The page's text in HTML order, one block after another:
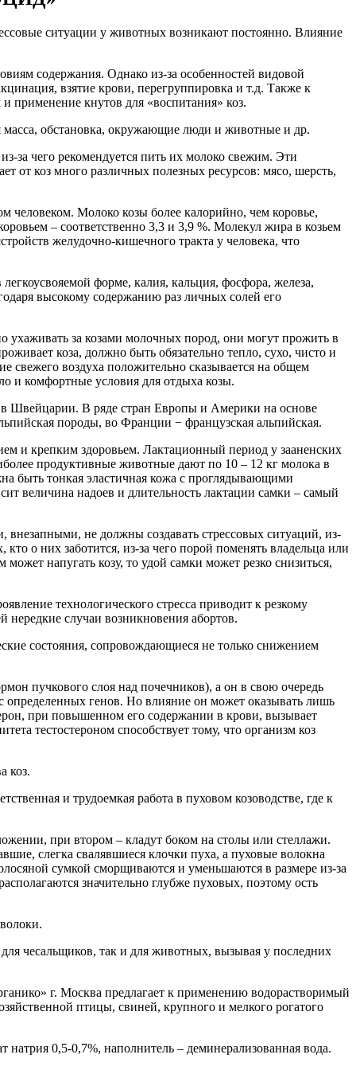
ситуации у животных возникают постоянно. Влияние
содержания. Однако из-за особенностей видовой
взятие крови, перегруппировка и т.д. Также к
применение кнутов для «воспитания» коз.
масса, обстановка, окружающие люди и животные и др.
за чего рекомендуется пить их молоко свежим. Эти
от коз много различных полезных ресурсов: мясо, шерсть,
человеком. Молоко козы более калорийно, чем коровье,
– соответственно 3,3 и 3,9 %. Молекул жира в козьем
желудочно-кишечного тракта у человека, что
форме, калия, кальция, фосфора, железа,
высокому содержанию раз личных солей его
ухаживать за козами молочных пород, они могут прожить в
коза, должно быть обязательно тепло, сухо, чисто и
свежего воздуха положительно сказывается на общем
и комфортные условия для отдыха козы.
в Швейцарии. В ряде стран Европы и Америки на основе
породы, во Франции − французская альпийская.
и крепким здоровьем. Лактационный период у зааненских
продуктивные животные дают по 10 – 12 кг молока в
быть тонкая эластичная кожа с проглядывающими
величина надоев и длительность лактации самки – самый
не должны создавать стрессовых ситуаций, из-
о них заботится, из-за чего порой поменять владельца или
напугать козу, то удой самки может резко снизиться,
технологического стресса приводит к резкому
случаи возникновения абортов.
состояния, сопровождающиеся не только снижением
пучкового слоя над почечников), а он в свою очередь
определенных генов. Но влияние он может оказывать лишь
при повышенном его содержании в крови, вызывает
тестостероном способствует тому, что организм коз
коз.
и трудоемкая работа в пуховом козоводстве, где к
при втором – кладут боком на столы или стеллажи.
слегка свалявшиеся клочки пуха, а пуховые волокна
сумкой сморщиваются и уменьшаются в размере из-за
значительно глубже пуховых, поэтому ость
чесальщиков, так и для животных, вызывая у последних
г. Москва предлагает к применению водорастворимый
птицы, свиней, крупного и мелкого рогатого
натрия 0,5-0,7%, наполнитель – деминерализованная вода.